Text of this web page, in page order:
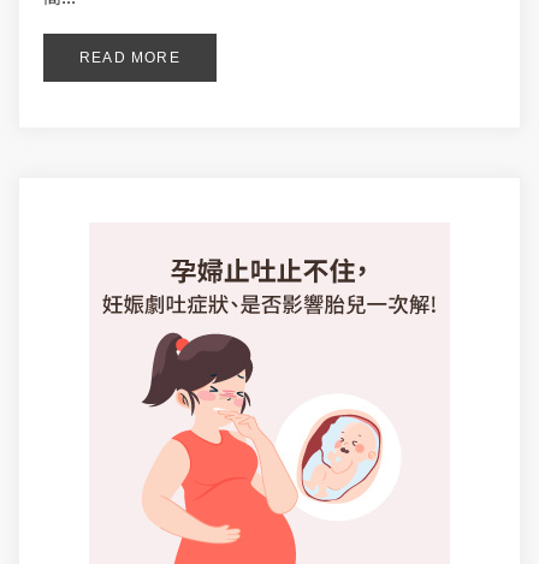
READ MORE